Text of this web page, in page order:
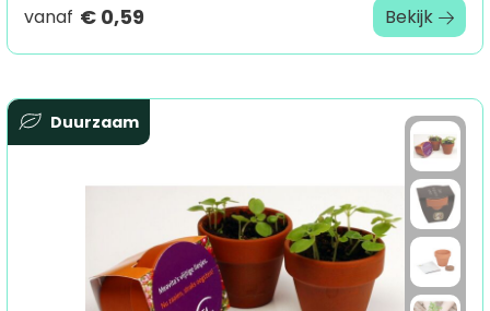
vanaf € 0,59 Bekijk
Duurzaam